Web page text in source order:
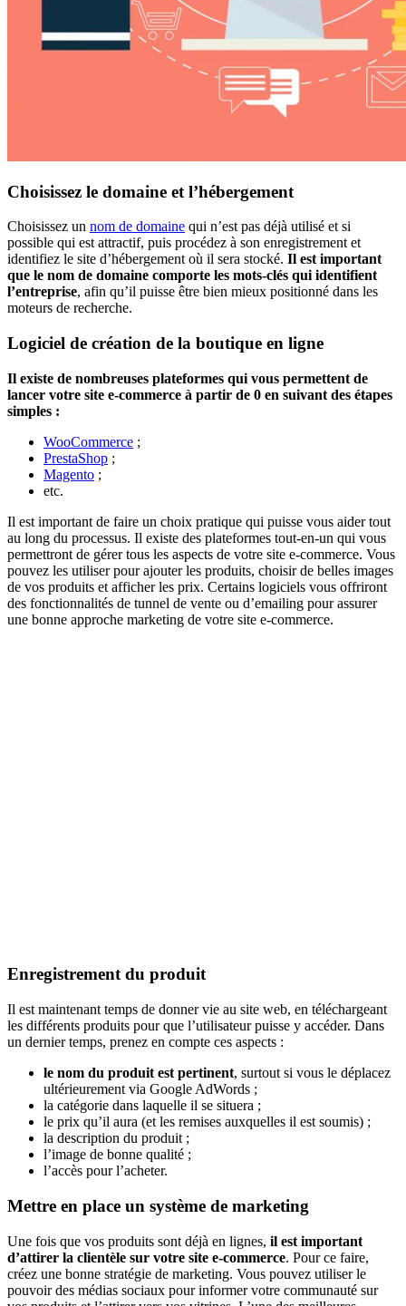
Choisissez le domaine et l’hébergement
Choisissez un nom de domaine qui n’est pas déjà utilisé et si
possible qui est attractif, puis procédez à son enregistrement et
identifiez le site d’hébergement où il sera stocké. Il est important
que le nom de domaine comporte les mots-clés qui identifient
l’entreprise, afin qu’il puisse être bien mieux positionné dans les
moteurs de recherche.
Logiciel de création de la boutique en ligne
Il existe de nombreuses plateformes qui vous permettent de
lancer votre site e-commerce à partir de 0 en suivant des étapes
simples :
WooCommerce ;
PrestaShop ;
Magento ;
etc.
Il est important de faire un choix pratique qui puisse vous aider tout
au long du processus. Il existe des plateformes tout-en-un qui vous
permettront de gérer tous les aspects de votre site e-commerce. Vous
pouvez les utiliser pour ajouter les produits, choisir de belles images
de vos produits et afficher les prix. Certains logiciels vous offriront
des fonctionnalités de tunnel de vente ou d’emailing pour assurer
une bonne approche marketing de votre site e-commerce.
Enregistrement du produit
Il est maintenant temps de donner vie au site web, en téléchargeant
les différents produits pour que l’utilisateur puisse y accéder. Dans
un dernier temps, prenez en compte ces aspects :
le nom du produit est pertinent, surtout si vous le déplacez
ultérieurement via Google AdWords ;
la catégorie dans laquelle il se situera ;
le prix qu’il aura (et les remises auxquelles il est soumis) ;
la description du produit ;
l’image de bonne qualité ;
l’accès pour l’acheter.
Mettre en place un système de marketing
Une fois que vos produits sont déjà en lignes, il est important
d’attirer la clientèle sur votre site e-commerce. Pour ce faire,
créez une bonne stratégie de marketing. Vous pouvez utiliser le
pouvoir des médias sociaux pour informer votre communauté sur